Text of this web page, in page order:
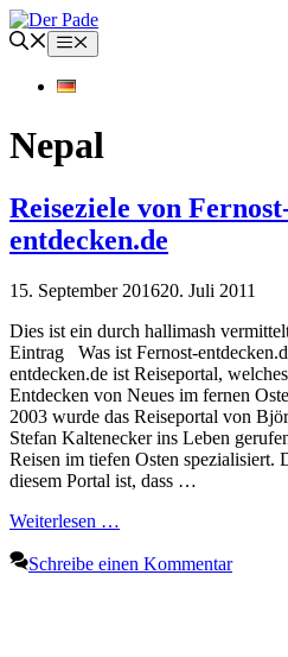
Zum
Inhalt
springen
Menü
Nepal
Reiseziele von
entdecken.de
15. September 201620. Juli 2011
Dies ist ein durch hallimash
Eintrag Was ist Fernost-
entdecken.de ist Reiseportal,
Entdecken von Neues im fernen
2003 wurde das Reiseportal von
Stefan Kaltenecker ins Leben
Reisen im tiefen Osten spezialisiert.
diesem Portal ist, dass …
Weiterlesen …
Schreibe einen Kommentar